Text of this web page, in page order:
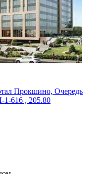
Прокшино, Очередь
1-616 , 205.80